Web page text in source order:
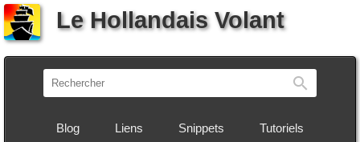
Le Hollandais Volant
Blog Liens Snippets Tutoriels